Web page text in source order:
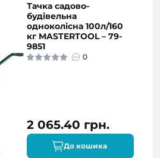
Тачка садово-
будівельна
одноколісна 100л/160
кг MASTERTOOL – 79-
9851
0
2 065.40 грн.
До кошика